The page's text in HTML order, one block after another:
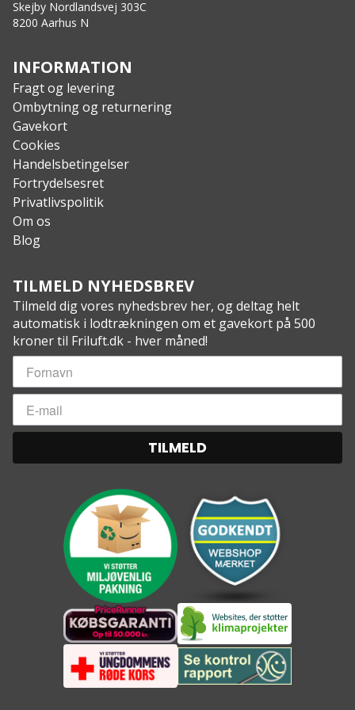
Mål, indertelt (H x L x B): 110 x 255 x 145 cm
Oversejl: 68D 190T polyester PU, vandsøjletryk
Bund: Polyethylen PU, vandsøjletryk 4000 mm
Stænger: Glasfiber
Pløkker: Stål
Vægt: 2200 g
Pakstørrelse: Ø13 x 56 cm
Skejby Nordlandsvej 303C
8200 Aarhus N
INFORMATION
Fragt og levering
Ombytning og returnering
Gavekort
Cookies
Handelsbetingelser
Fortrydelsesret
Privatlivspolitik
Om os
Blog
TILMELD NYHEDSBREV
Tilmeld dig vores nyhedsbrev her, og deltag helt
automatisk i lodtrækningen om et gavekort på 500
kroner til Friluft.dk - hver måned!
TILMELD